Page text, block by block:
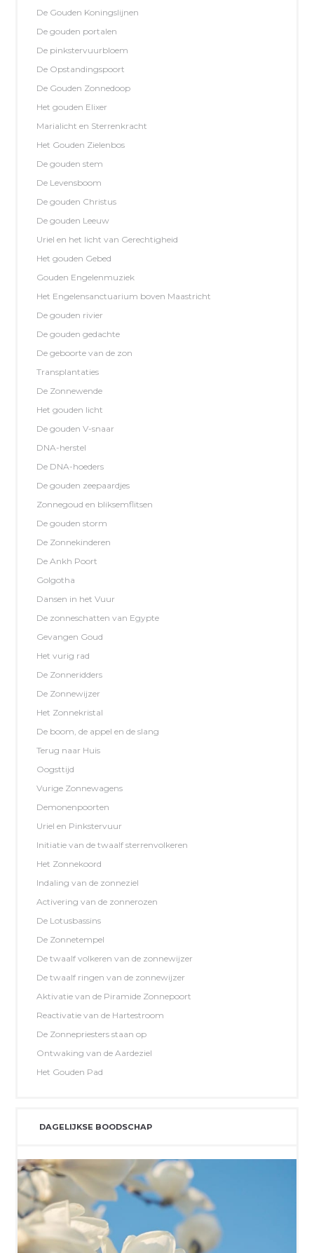
De Gouden Koningslijnen
De gouden portalen
De pinkstervuurbloem
De Opstandingspoort
De Gouden Zonnedoop
Het gouden Elixer
Marialicht en Sterrenkracht
Het Gouden Zielenbos
De gouden stem
De Levensboom
De gouden Christus
De gouden Leeuw
Uriel en het licht van Gerechtigheid
Het gouden Gebed
Gouden Engelenmuziek
Het Engelensanctuarium boven Maastricht
De gouden rivier
De gouden gedachte
De geboorte van de zon
Transplantaties
De Zonnewende
Het gouden licht
De gouden V-snaar
DNA-herstel
De DNA-hoeders
De gouden zeepaardjes
Zonnegoud en bliksemflitsen
De gouden storm
De Zonnekinderen
De Ankh Poort
Golgotha
Dansen in het Vuur
De zonneschatten van Egypte
Gevangen Goud
Het vurig rad
De Zonneridders
De Zonnewijzer
Het Zonnekristal
De boom, de appel en de slang
Terug naar Huis
Oogsttijd
Vurige Zonnewagens
Demonenpoorten
Uriel en Pinkstervuur
Initiatie van de twaalf sterrenvolkeren
Het Zonnekoord
Indaling van de zonneziel
Activering van de zonnerozen
De Lotusbassins
De Zonnetempel
De twaalf volkeren van de zonnewijzer
De twaalf ringen van de zonnewijzer
Aktivatie van de Piramide Zonnepoort
Reactivatie van de Hartestroom
De Zonnepriesters staan op
Ontwaking van de Aardeziel
Het Gouden Pad
DAGELIJKSE BOODSCHAP